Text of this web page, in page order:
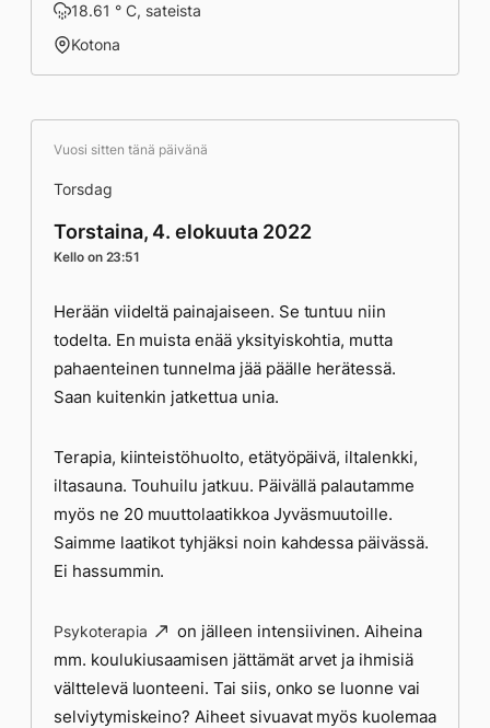
18.61 ° C, sateista
Kotona
Vuosi sitten tänä päivänä
Torsdag
Torstaina, 4. elokuuta 2022
Kello on 23:51
Herään viideltä painajaiseen. Se tuntuu niin
todelta. En muista enää yksityiskohtia, mutta
pahaenteinen tunnelma jää päälle herätessä.
Saan kuitenkin jatkettua unia.
Terapia, kiinteistöhuolto, etätyöpäivä, iltalenkki,
iltasauna. Touhuilu jatkuu. Päivällä palautamme
myös ne 20 muuttolaatikkoa Jyväsmuutoille.
Saimme laatikot tyhjäksi noin kahdessa päivässä.
Ei hassummin.
Psykoterapia
on jälleen intensiivinen. Aiheina
mm. koulukiusaamisen jättämät arvet ja ihmisiä
välttelevä luonteeni. Tai siis, onko se luonne vai
selviytymiskeino? Aiheet sivuavat myös kuolemaa